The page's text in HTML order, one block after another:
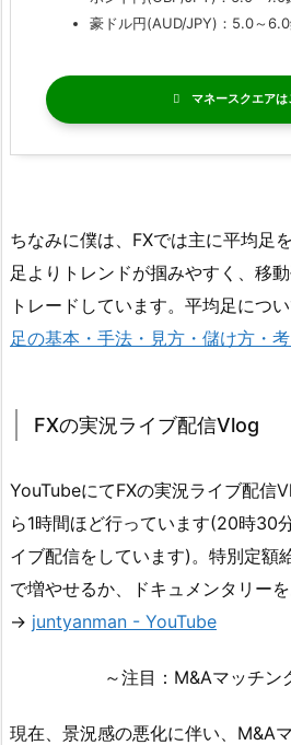
豪ドル円(AUD/JPY)：5.0～
マネースクエア
ちなみに僕は、FXでは主に平均足
足よりトレンドが掴みやすく、移
トレードしています。平均足につ
足の基本・手法・見方・儲け方・
FXの実況ライブ配信Vlog
YouTubeにてFXの実況ライブ配信
ら1時間ほど行っています(20時30
イブ配信をしています)。特別定額
で増やせるか、ドキュメンタリーを
→ juntyanman - YouTube
～注目：M&Aマッチン
現在、景況感の悪化に伴い、M&A